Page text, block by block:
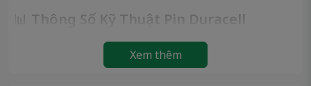
📊 Thông Số Kỹ Thuật Pin Duracell
Xem thêm